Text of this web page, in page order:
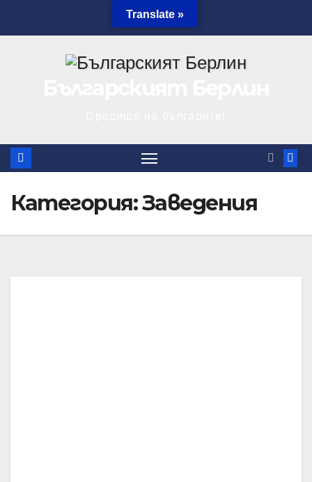
06.08.2026
Категория:Заведения
Translate »